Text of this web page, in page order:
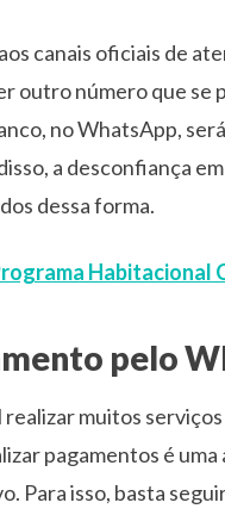
canais oficiais de
outro número que se
no WhatsApp,
a desconfiança
dessa forma.
Habitacional
pelo
realizar muitos
pagamentos é
Para isso, basta